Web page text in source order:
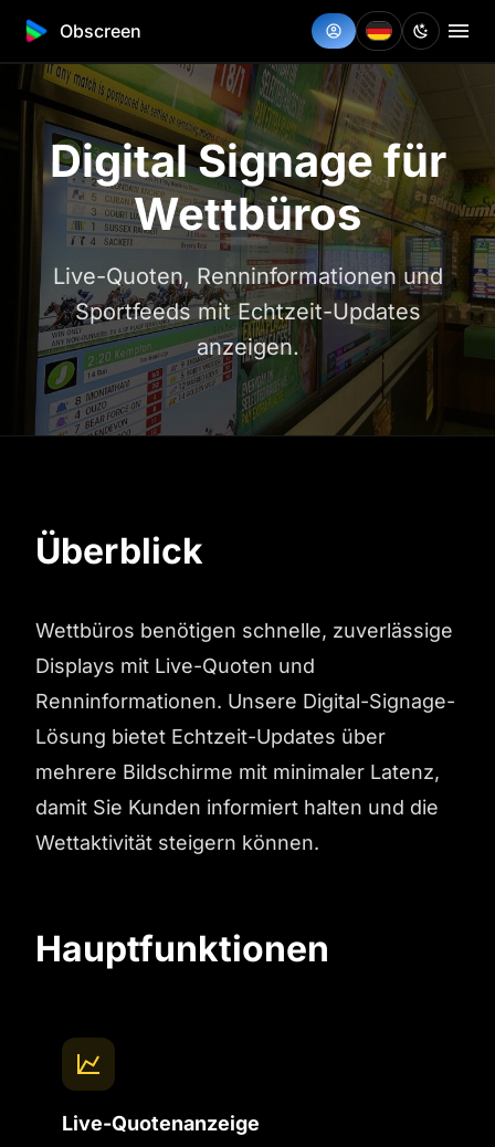
Obscreen
Digital Signage für
Wettbüros
Live-Quoten, Renninformationen und
Sportfeeds mit Echtzeit-Updates
anzeigen.
Überblick
Wettbüros benötigen schnelle, zuverlässige
Displays mit Live-Quoten und
Renninformationen. Unsere Digital-Signage-
Lösung bietet Echtzeit-Updates über
mehrere Bildschirme mit minimaler Latenz,
damit Sie Kunden informiert halten und die
Wettaktivität steigern können.
Hauptfunktionen
Live-Quotenanzeige